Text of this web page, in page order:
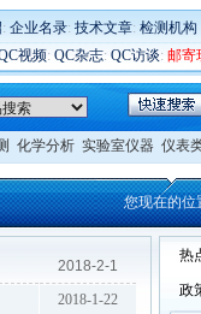
: 企业名录: 技术文章: 检测机构
视频: QC杂志: QC访谈: 邮寄
化学分析 实验室仪器 仪表
您现在的位
2018-2-1
2018-1-22
热
政